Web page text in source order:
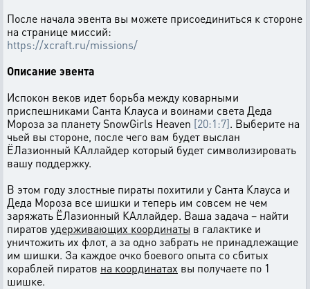
После начала эвента вы можете присоединиться к стороне
на странице миссий:
https://xcraft.ru/missions/
Описание эвента
Испокон веков идет борьба между коварными
приспешниками Санта Клауса и воинами света Деда
Мороза за планету SnowGirls Heaven [20:1:7]. Выберите на
чьей вы стороне, после чего вам будет выслан
ЁЛазионный КАллайдер который будет символизировать
вашу поддержку.
В этом году злостные пираты похитили у Санта Клауса и
Деда Мороза все шишки и теперь им совсем не чем
заряжать ЁЛазионный КАллайдер. Ваша задача – найти
пиратов удерживающих координаты в галактике и
уничтожить их флот, а за одно забрать не принадлежащие
им шишки. За каждое очко боевого опыта со сбитых
кораблей пиратов на координатах вы получаете по 1
шишке.